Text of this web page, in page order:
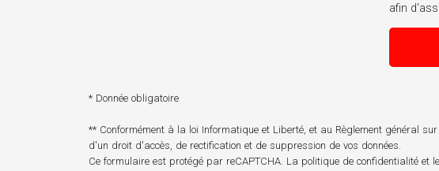
afin
* Donnée obligatoire
** Conformément à la loi Informatique et Liberté, et au Règlement général
d'un droit d'accès, de rectification et de suppression de vos données.
Ce formulaire est protégé par reCAPTCHA. La politique de confidentialité et